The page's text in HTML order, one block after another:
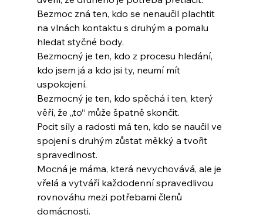
Bezmoc zná ten, kdo se nenaučil plachtit
na vlnách kontaktu s druhým a pomalu
hledat styčné body.
Bezmocný je ten, kdo z procesu hledání,
kdo jsem já a kdo jsi ty, neumí mít
uspokojení.
Bezmocný je ten, kdo spěchá i ten, který
věří, že „to“ může špatně skončit.
Pocit síly a radosti má ten, kdo se naučil ve
spojení s druhým zůstat měkký a tvořit
spravedlnost.
Mocná je máma, která nevychovává, ale je
vřelá a vytváří každodenní spravedlivou
rovnováhu mezi potřebami členů
domácnosti.